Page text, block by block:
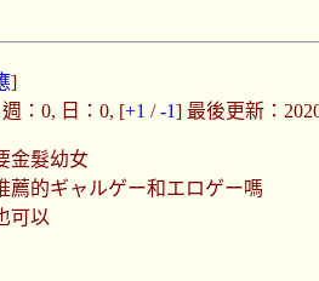
]
：0, 日：0, [+1 /-1] 最後更新：
金髮幼女
薦的ギャルゲー和エロゲー嗎
可以